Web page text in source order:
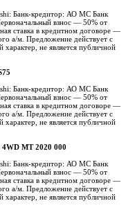
Банк-кредитор: АО МС Банк
взнос — 50% от
ставка в кредитном договоре —
а/м. Предложение действует с
не является публичной
Банк-кредитор: АО МС Банк
взнос — 50% от
ставка в кредитном договоре —
а/м. Предложение действует с
не является публичной
MT 2020 000
Банк-кредитор: АО МС Банк
взнос — 50% от
ставка в кредитном договоре —
а/м. Предложение действует с
не является публичной